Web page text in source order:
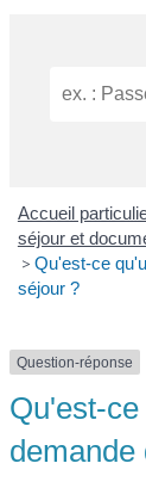
Accueil
séjour et
> Qu'est-ce
séjour ?
Question-réponse
Qu'est-
demande